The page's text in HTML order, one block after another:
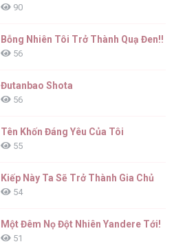
90
Bỗng Nhiên Tôi Trở Thành Quạ Đen!!
56
Đutanbao Shota
56
Tên Khốn Đáng Yêu Của Tôi
55
Kiếp Này Ta Sẽ Trở Thành Gia Chủ
54
Một Đêm Nọ Đột Nhiên Yandere Tới!
51